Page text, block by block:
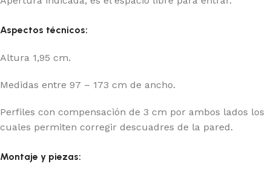
Aspectos técnicos:
Altura 1,95 cm.
Medidas entre 97 – 173 cm de ancho.
Perfiles con compensación de 3 cm por ambos lados los
cuales permiten corregir descuadres de la pared.
Montaje y piezas: